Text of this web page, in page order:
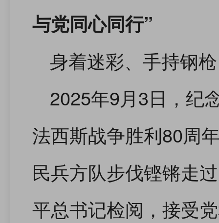
与党同心同行”
身着迷彩、手持钢
2025年9月3日，纪
法西斯战争胜利80周
民兵方队步伐铿锵走
平总书记检阅，接受